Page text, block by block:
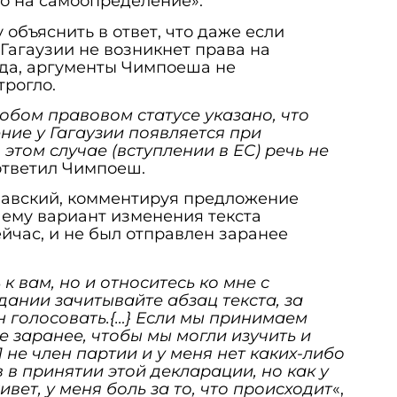
в ответ, что даже если
не возникнет права на
аргументы Чимпоеша не
правовом статусе указано, что
у Гагаузии появляется при
случае (вступлении в ЕС) речь не
Чимпоеш.
комментируя предложение
вариант изменения текста
и не был отправлен заранее
вам, но и относитесь ко мне с
зачитывайте абзац текста, за
голосовать.{…} Если мы принимаем
чтобы мы могли изучить и
член партии и у меня нет каких-либо
в принятии этой декларации, но как у
у меня боль за то, что происходит«,